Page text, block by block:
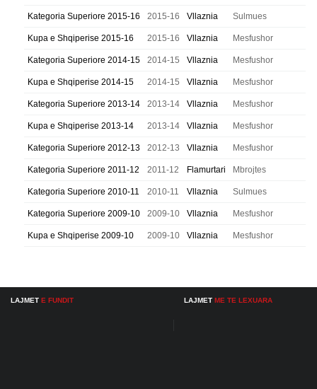
Kategoria Superiore 2015-16 2015-16 Vllaznia Sulmues
Kupa e Shqiperise 2015-16 2015-16 Vllaznia Mesfushor
Kategoria Superiore 2014-15 2014-15 Vllaznia Mesfushor
Kupa e Shqiperise 2014-15 2014-15 Vllaznia Mesfushor
Kategoria Superiore 2013-14 2013-14 Vllaznia Mesfushor
Kupa e Shqiperise 2013-14 2013-14 Vllaznia Mesfushor
Kategoria Superiore 2012-13 2012-13 Vllaznia Mesfushor
Kategoria Superiore 2011-12 2011-12 Flamurtari Mbrojtes
Kategoria Superiore 2010-11 2010-11 Vllaznia Sulmues
Kategoria Superiore 2009-10 2009-10 Vllaznia Mesfushor
Kupa e Shqiperise 2009-10 2009-10 Vllaznia Mesfushor
LAJMET E FUNDIT LAJMET ME TE LEXUARA